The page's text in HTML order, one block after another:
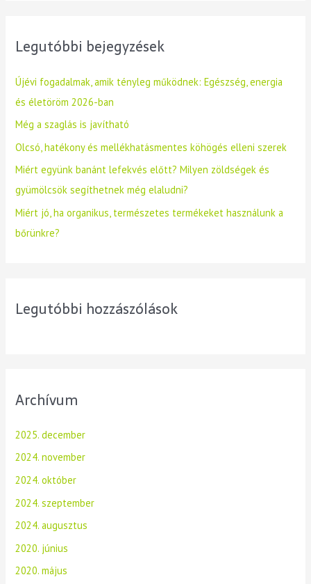
Legutóbbi bejegyzések
Újévi fogadalmak, amik tényleg működnek: Egészség, energia
és életöröm 2026-ban
Még a szaglás is javítható
Olcsó, hatékony és mellékhatásmentes köhögés elleni szerek
Miért együnk banánt lefekvés előtt? Milyen zöldségek és
gyümölcsök segíthetnek még elaludni?
Miért jó, ha organikus, természetes termékeket használunk a
bőrünkre?
Legutóbbi hozzászólások
Archívum
2025. december
2024. november
2024. október
2024. szeptember
2024. augusztus
2020. június
2020. május